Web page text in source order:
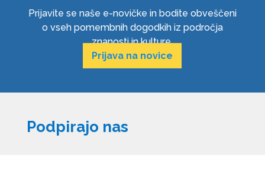
Prijavite se naše e-novičke in bodite obveščeni
o vseh pomembnih dogodkih iz področja
znanosti in kulture.
Prijava na novice
Podpirajo nas